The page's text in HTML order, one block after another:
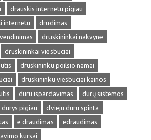
drauskis internetu pigiau
internetu
drudimas
druskininkai nakvyne
druskininkai viesbuciai
druskininku poilsio namai
druskininku viesbuciai kainos
duru ispardavimas
durų sistemos
durys pigiau
dvieju duru spinta
e draudimas
edraudimas
kursai